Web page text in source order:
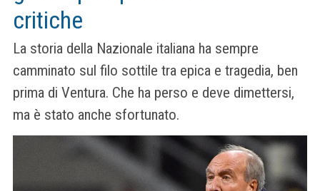
critiche
La storia della Nazionale italiana ha sempre
camminato sul filo sottile tra epica e tragedia, ben
prima di Ventura. Che ha perso e deve dimettersi,
ma è stato anche sfortunato.